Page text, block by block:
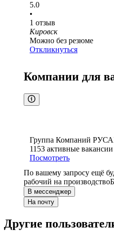
5.0
•
1 отзыв
Кировск
Можно без резюме
Откликнуться
Компании для
Группа Компаний
1153 активные вакансии
Посмотреть
По вашему запросу ещё
рабочий на производство
В мессенджер
На почту
Другие